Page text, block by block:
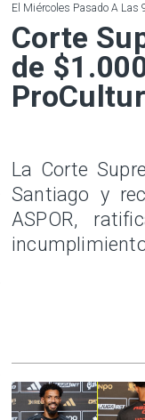
El Miércoles Pasado A Las
Corte
de
La Corte
Santiago y
ASPOR,